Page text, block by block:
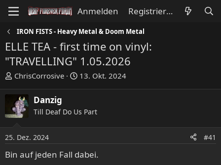
Anmelden Registrieren
IRON FISTS - Heavy Metal & Doom Metal
ELLE TEA - first time on vinyl:
"TRAVELLING" 1.05.2026
E
s
t
e
l
r
ChrisCorrosive
E
e
l
a
13. Okt. 2024
Danzig
Till Deaf Do Us Part
25. Dez. 2024 #41
Bin auf jeden Fall dabei.